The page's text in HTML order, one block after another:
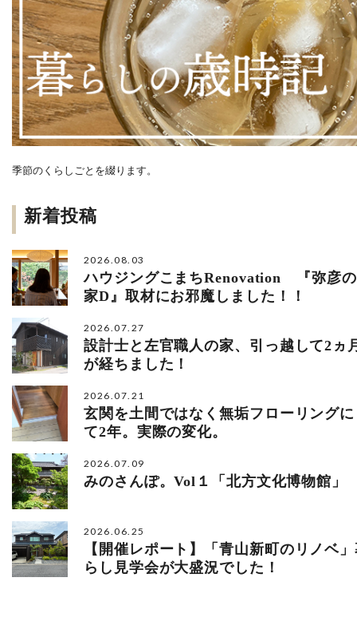
季節のくらしごとを綴ります。
新着投稿
2026.08.03
ハウジングこまちRenovation 『弥彦の
家D』取材にお邪魔しました！！
2026.07.27
設計士と左官職人の家、引っ越して2ヵ
が経ちました！
2026.07.21
玄関を土間ではなく無垢フローリング
て2年。実際の変化。
2026.07.09
みのさんぽ。Vol１「北方文化博物館」
2026.06.25
【開催レポート】「青山新町のリノベ
らし見学会が大盛況でした！